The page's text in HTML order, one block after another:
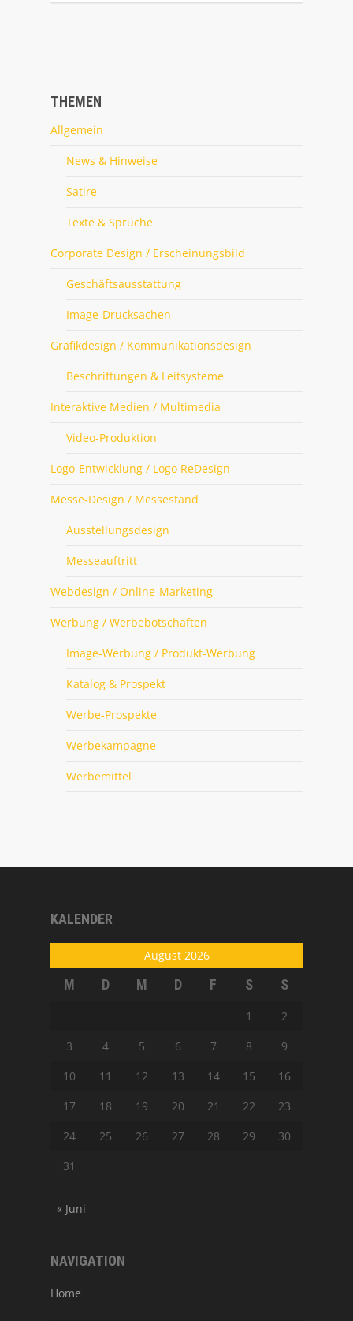
THEMEN
Allgemein
News & Hinweise
Satire
Texte & Sprüche
Corporate Design / Erscheinungsbild
Geschäftsausstattung
Image-Drucksachen
Grafikdesign / Kommunikationsdesign
Beschriftungen & Leitsysteme
Interaktive Medien / Multimedia
Video-Produktion
Logo-Entwicklung / Logo ReDesign
Messe-Design / Messestand
Ausstellungsdesign
Messeauftritt
Webdesign / Online-Marketing
Werbung / Werbebotschaften
Image-Werbung / Produkt-Werbung
Katalog & Prospekt
Werbe-Prospekte
Werbekampagne
Werbemittel
KALENDER
August 2026
M D M D F S S
1
2
3
4 5 6 7 8
9
10
11 12 13 14 15
16
17
18 19 20 21 22
23
24
25 26 27 28 29
30
31
« Juni
NAVIGATION
Home